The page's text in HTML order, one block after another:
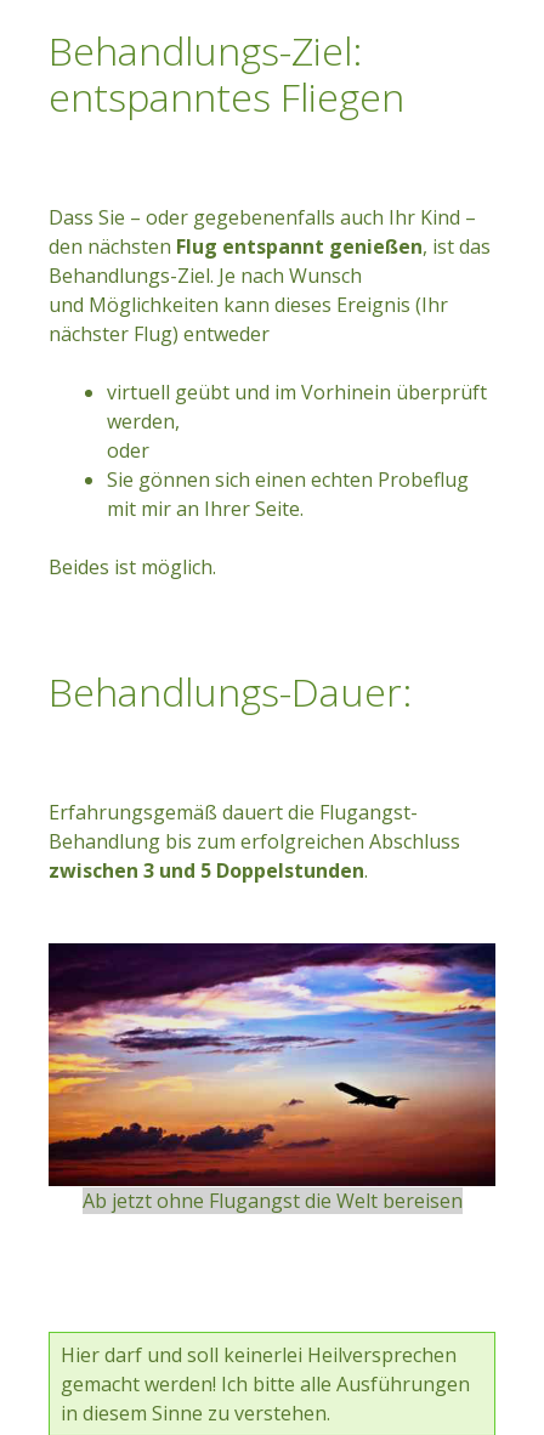
Behandlungs-Ziel:
entspanntes Fliegen
Dass Sie – oder gegebenenfalls auch Ihr Kind –
den nächsten Flug entspannt genießen, ist das
Behandlungs-Ziel. Je nach Wunsch
und Möglichkeiten kann dieses Ereignis (Ihr
nächster Flug) entweder
virtuell geübt und im Vorhinein überprüft
werden,
oder
Sie gönnen sich einen echten Probeflug
mit mir an Ihrer Seite.
Beides ist möglich.
Behandlungs-Dauer:
Erfahrungsgemäß dauert die Flugangst-
Behandlung bis zum erfolgreichen Abschluss
zwischen 3 und 5 Doppelstunden.
Ab jetzt ohne Flugangst die Welt bereisen
Hier darf und soll keinerlei Heilversprechen
gemacht werden! Ich bitte alle Ausführungen
in diesem Sinne zu verstehen.